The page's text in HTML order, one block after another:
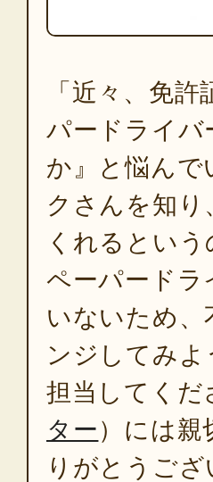
「近々、免
パードライバ
か』と悩ん
クさんを知
くれるとい
ペーパードラ
いないため
ンジしてみ
担当してく
ター）には親
りがとうご